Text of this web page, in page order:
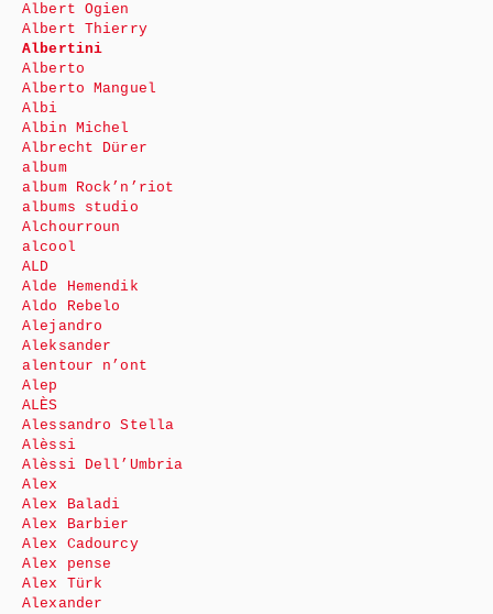
Albert Ogien
Albert Thierry
Albertini
Alberto
Alberto Manguel
Albi
Albin Michel
Albrecht Dürer
album
album Rock’n’riot
albums studio
Alchourroun
alcool
ALD
Alde Hemendik
Aldo Rebelo
Alejandro
Aleksander
alentour n’ont
Alep
ALÈS
Alessandro Stella
Alèssi
Alèssi Dell’Umbria
Alex
Alex Baladi
Alex Barbier
Alex Cadourcy
Alex pense
Alex Türk
Alexander